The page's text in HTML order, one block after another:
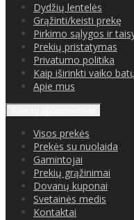
Dydžių lentelės
Grąžinti/keisti prekę
Pirkimo sąlygos ir
Prekių pristatymas
Privatumo politika
Kaip iširinkti vaiko
Apie mus
Visos prekės
Prekės su nuolaida
Gamintojai
Prekių grąžinimai
Dovanų kuponai
Svetainės medis
Kontaktai